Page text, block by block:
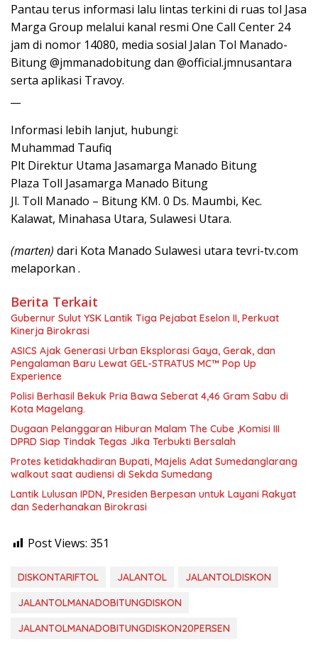
Pantau terus informasi lalu lintas terkini di ruas tol Jasa
Marga Group melalui kanal resmi One Call Center 24
jam di nomor 14080, media sosial Jalan Tol Manado-
Bitung @jmmanadobitung dan @official.jmnusantara
serta aplikasi Travoy.
Informasi lebih lanjut, hubungi:
Muhammad Taufiq
Plt Direktur Utama Jasamarga Manado Bitung
Plaza Toll Jasamarga Manado Bitung
Jl. Toll Manado – Bitung KM. 0 Ds. Maumbi, Kec.
Kalawat, Minahasa Utara, Sulawesi Utara.
(marten) dari Kota Manado Sulawesi utara tevri-tv.com
melaporkan .
Berita Terkait
Gubernur Sulut YSK Lantik Tiga Pejabat Eselon II, Perkuat
Kinerja Birokrasi
ASICS Ajak Generasi Urban Eksplorasi Gaya, Gerak, dan
Pengalaman Baru Lewat GEL-STRATUS MC™ Pop Up
Experience
Polisi Berhasil Bekuk Pria Bawa Seberat 4,46 Gram Sabu di
Kota Magelang.
Dugaan Pelanggaran Hiburan Malam The Cube ,Komisi III
DPRD Siap Tindak Tegas Jika Terbukti Bersalah
Protes ketidakhadiran Bupati, Majelis Adat Sumedanglarang
walkout saat audiensi di Sekda Sumedang
Lantik Lulusan IPDN, Presiden Berpesan untuk Layani Rakyat
dan Sederhanakan Birokrasi
Post Views: 351
DISKONTARIFTOL JALANTOL
JALANTOLDISKON
JALANTOLMANADOBITUNGDISKON
JALANTOLMANADOBITUNGDISKON20PERSEN